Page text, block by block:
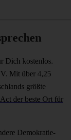
Dich kostenlos.
Mit über 4,25
größte
der beste Ort für
Demokratie-